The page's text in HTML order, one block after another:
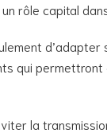
rôle capital
qui
la